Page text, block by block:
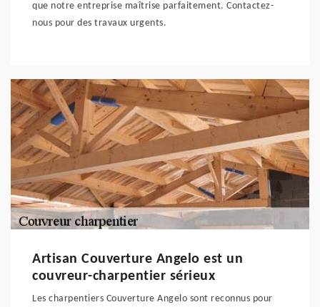
que notre entreprise maîtrise parfaitement. Contactez-
nous pour des travaux urgents.
Artisan Couverture Angelo est un
couvreur-charpentier sérieux
Les charpentiers Couverture Angelo sont reconnus pour